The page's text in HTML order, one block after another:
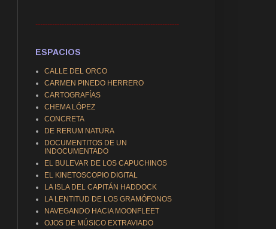
------------------------------------------------------------
ESPACIOS
CALLE DEL ORCO
CARMEN PINEDO HERRERO
CARTOGRAFÍAS
CHEMA LÓPEZ
CONCRETA
DE RERUM NATURA
DOCUMENTITOS DE UN
INDOCUMENTADO
EL BULEVAR DE LOS CAPUCHINOS
EL KINETOSCOPIO DIGITAL
LA ISLA DEL CAPITÁN HADDOCK
LA LENTITUD DE LOS GRAMÓFONOS
NAVEGANDO HACIA MOONFLEET
OJOS DE MÚSICO EXTRAVIADO